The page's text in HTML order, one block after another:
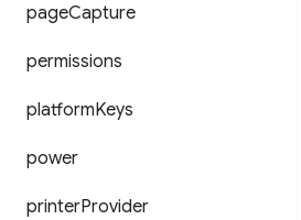
pageCapture
permissions
platformKeys
power
printerProvider